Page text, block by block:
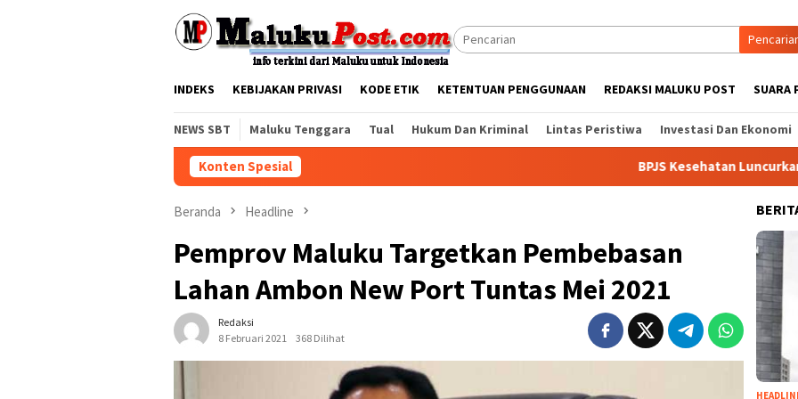
INDEKS KEBIJAKAN PRIVASI KODE ETIK KETENTUAN PENGGUNAAN REDAKSI MALUKU POST SUARA
NEWS SBT Maluku Tenggara Tual Hukum Dan Kriminal Lintas Peristiwa Investasi Dan Ekonomi
Konten Spesial BPJS Kesehatan Luncurkan NADI
Beranda Headline
Pemprov Maluku Targetkan Pembebasan
Lahan Ambon New Port Tuntas Mei 2021
Redaksi
8 Februari 2021
368 Dilihat